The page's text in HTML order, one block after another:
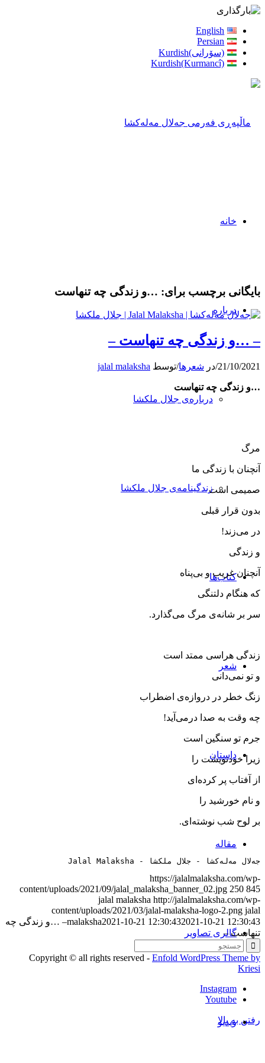
English
Persian
(سۆرانی)Kurdish
Kurdish(Kurmancî)
خانه
درباره
درباره‌ی جلال ملکشا
زندگینامه‌ی جلال ملکشا
کتاب‌ها
شعر
داستان
مقاله‌
گالری تصاویر
ویدیو
بایگانی برچسب برای: …و زندگی چه تنهاست
– …و زندگی چه تنهاست –
21/10/2021
/در شعرها/توسط jalal malaksha
…و زندگی چه تنهاست
مرگ
آنچنان با زندگی ما
صمیمی ‌است
بدون قرار قبلی
در می‌زند!
و زندگی
آنچنان غریب و بی‌پناه
كه هنگام دلتنگی
سر بر شانه‌ی مرگ می‌گذارد.
زندگی هراسی ممتد است
و تو نمی‌دانی
زنگ خطر در دروازه‌ی ‌اضطراب
چه وقت به صدا درمی‌آید!
جرم تو سنگین است
زیرا خودنویسَت را
از آفتاب پر كرده‌ای
و نام خورشید را
بر لوح شب نوشته‌ای.
جەلال مەلەکشا - جلال ملکشا - Jalal Malaksha
https://jalalmalaksha.com/wp-
content/uploads/2021/09/jalal_malaksha_banner_02.jpg 250 845
jalal malaksha http://jalalmalaksha.com/wp-
content/uploads/2021/03/jalal-malaksha-logo-2.png jalal
malaksha2021-10-21 12:30:432021-10-21 12:30:43
– …و زندگی چه
تنهاست –
Copyright © all rights reserved - Enfold WordPress Theme by
Kriesi
Instagram
Youtube
رفتن به بالا